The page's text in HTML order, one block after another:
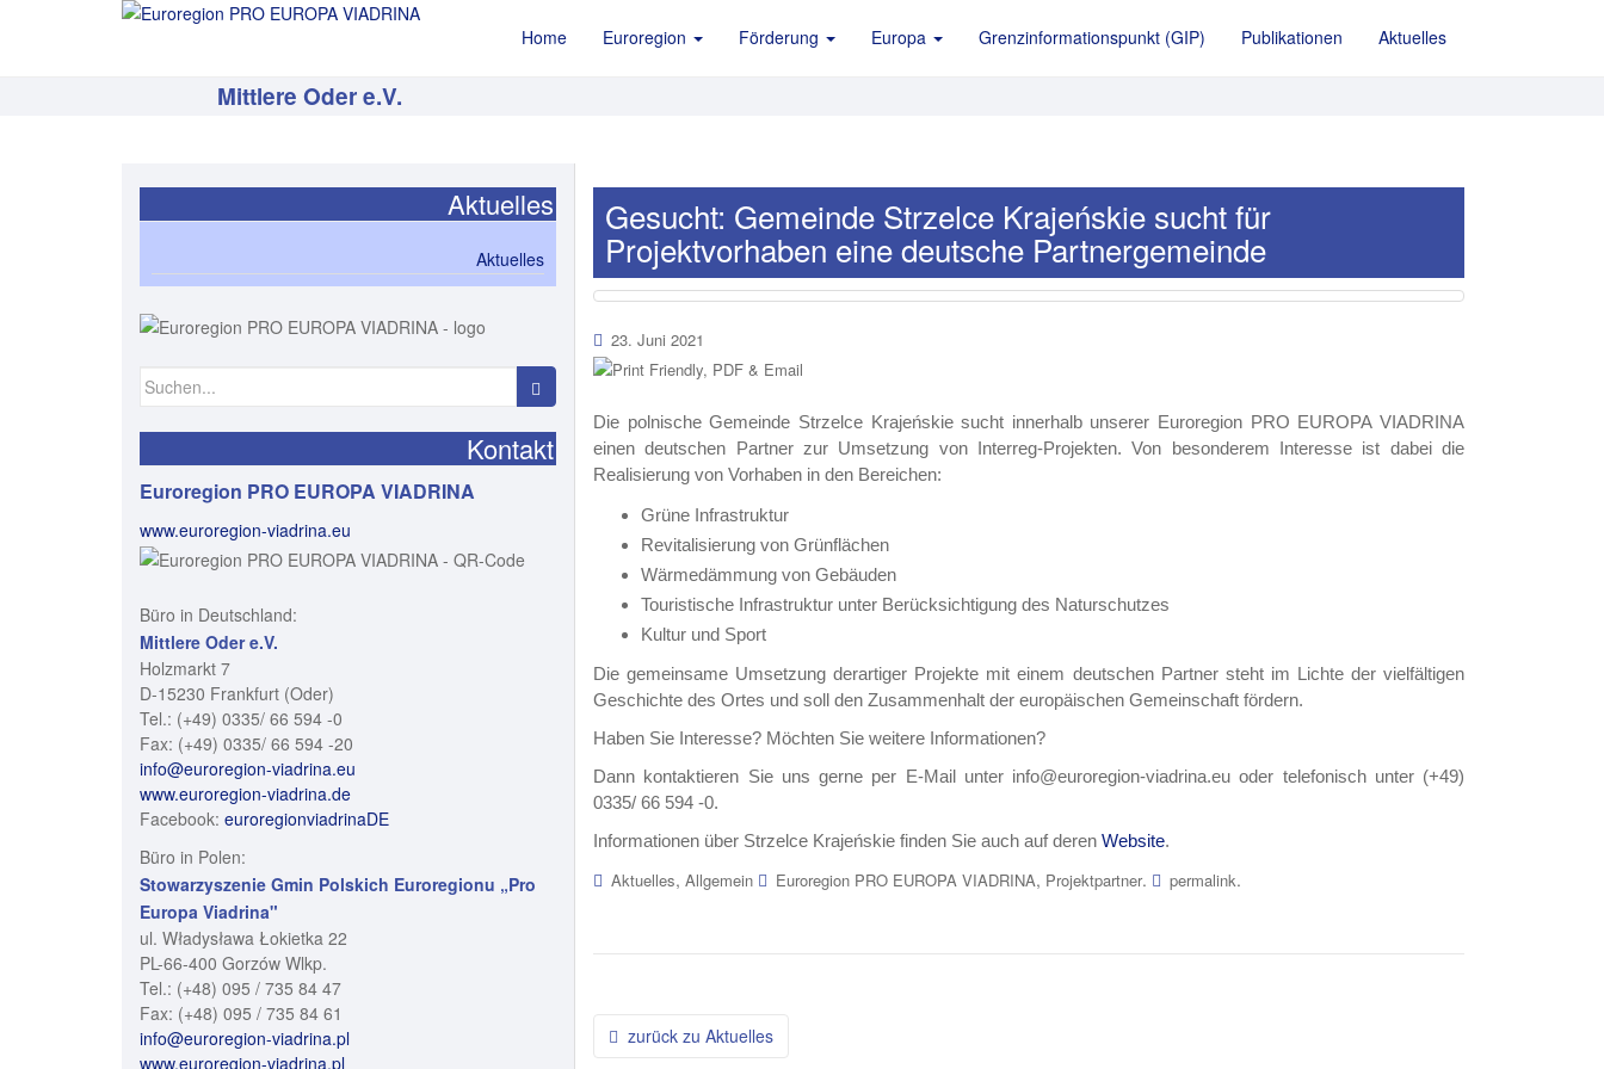
Home Euroregion Förderung Europa Grenzinformationspunkt (GIP) Publikationen Aktuelles
Mittlere Oder e.V.
Gesucht: Gemeinde Strzelce Krajeńskie sucht für
Projektvorhaben eine deutsche Partnergemeinde
23. Juni 2021
Die polnische Gemeinde Strzelce Krajeńskie sucht innerhalb unserer Euroregion PRO EUROPA VIADRINA
einen deutschen Partner zur Umsetzung von Interreg-Projekten. Von besonderem Interesse ist dabei die
Realisierung von Vorhaben in den Bereichen:
Grüne Infrastruktur
Revitalisierung von Grünflächen
Wärmedämmung von Gebäuden
Touristische Infrastruktur unter Berücksichtigung des Naturschutzes
Kultur und Sport
Die gemeinsame Umsetzung derartiger Projekte mit einem deutschen Partner steht im Lichte der vielfältigen
Geschichte des Ortes und soll den Zusammenhalt der europäischen Gemeinschaft fördern.
Haben Sie Interesse? Möchten Sie weitere Informationen?
Dann kontaktieren Sie uns gerne per E-Mail unter info@euroregion-viadrina.eu oder telefonisch unter (+49)
0335/ 66 594 -0.
Informationen über Strzelce Krajeńskie finden Sie auch auf deren Website.
Aktuelles, Allgemein Euroregion PRO EUROPA VIADRINA, Projektpartner. permalink.
Beitragsnavigation
zurück zu Aktuelles
Aktuelles
Aktuelles
Suchen
Kontakt
Euroregion PRO EUROPA VIADRINA
www.euroregion-viadrina.eu
Büro in Deutschland:
Mittlere Oder e.V.
Holzmarkt 7
D-15230 Frankfurt (Oder)
Tel.: (+49) 0335/ 66 594 -0
Fax: (+49) 0335/ 66 594 -20
info@euroregion-viadrina.eu
www.euroregion-viadrina.de
Facebook: euroregionviadrinaDE
Büro in Polen:
Stowarzyszenie Gmin Polskich Euroregionu „Pro
Europa Viadrina"
ul. Władysława Łokietka 22
PL-66-400 Gorzów Wlkp.
Tel.: (+48) 095 / 735 84 47
Fax: (+48) 095 / 735 84 61
info@euroregion-viadrina.pl
www.euroregion-viadrina.pl